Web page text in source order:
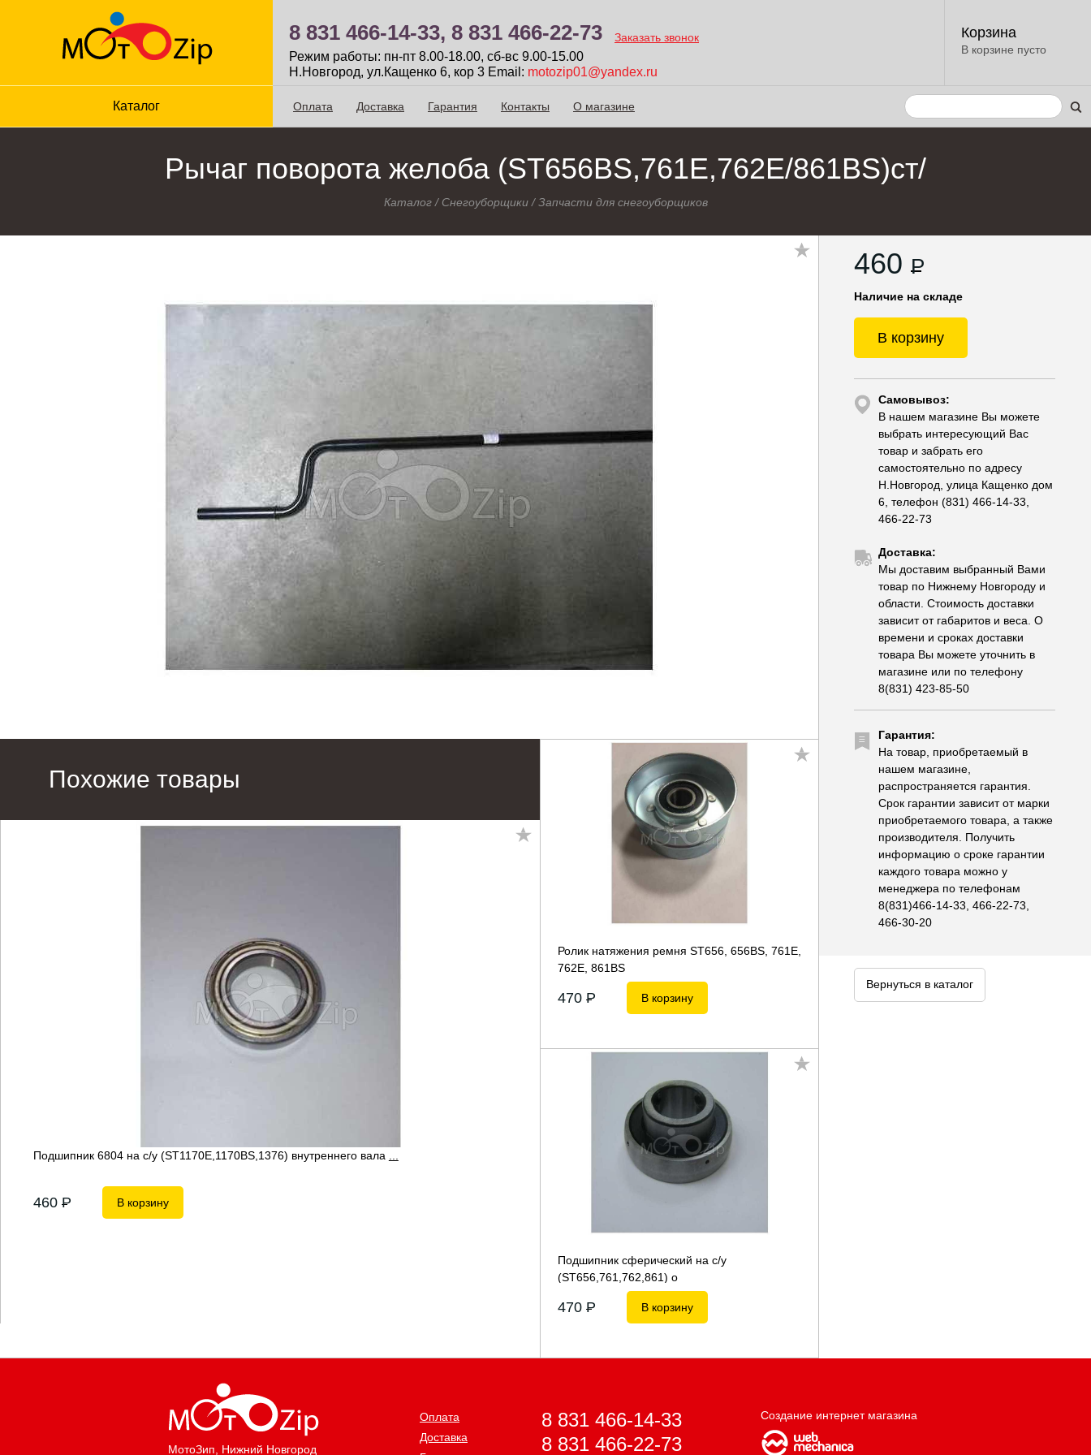
8 831 466-14-33, 8 831 466-22-73 Заказать звонок
Режим работы: пн-пт 8.00-18.00, сб-вc 9.00-15.00
Н.Новгород, ул.Кащенко 6, кор 3 Email: motozip01@yandex.ru
Корзина
В корзине пусто
Каталог Оплата Доставка Гарантия Контакты О магазине
Рычаг поворота желоба (ST656BS,761E,762E/861BS)ст/
Каталог/ Снегоуборщики/Запчасти для снегоуборщиков
460 P
Наличие на складе
В корзину
Самовывоз:
В нашем магазине Вы можете
выбрать интересующий Вас
товар и забрать его
самостоятельно по адресу
Н.Новгород, улица Кащенко дом
6, телефон (831) 466-14-33,
466-22-73
Доставка:
Мы доставим выбранный Вами
товар по Нижнему Новгороду и
области. Стоимость доставки
зависит от габаритов и веса. О
времени и сроках доставки
товара Вы можете уточнить в
магазине или по телефону
8(831) 423-85-50
Гарантия:
На товар, приобретаемый в
нашем магазине,
распространяется гарантия.
Срок гарантии зависит от марки
приобретаемого товара, а также
производителя. Получить
информацию о сроке гарантии
каждого товара можно у
менеджера по телефонам
8(831)466-14-33, 466-22-73,
466-30-20
Вернуться в каталог
Похожие товары
Подшипник 6804 на с/у (ST1170E,1170BS,1376) внутреннего вала
460 P В корзину
Ролик натяжения ремня ST656, 656BS, 761E,
762E, 861BS
470 P В корзину
Подшипник сферический на с/у
(ST656,761,762,861) о
470 P В корзину
МотоЗип , Нижний Новгород
Оплата
Доставка
8 831 466-14-33
8 831 466-22-73
Создание интернет магазина